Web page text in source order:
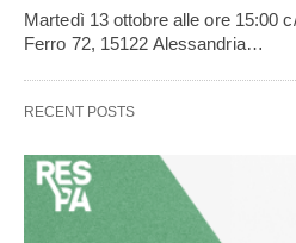
Martedì 13 ottobre alle ore 15:00
Ferro 72, 15122 Alessandria…
RECENT POSTS